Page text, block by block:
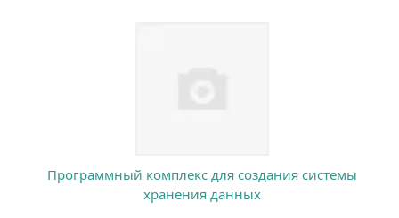
Программный комплекс для создания системы
хранения данных